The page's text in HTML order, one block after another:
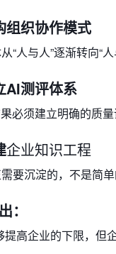
组织协作模式
“人与人”逐渐转向“
AI测评体系
必须建立明确的质
企业知识工程
要沉淀的，不是简
：
提高企业的下限，但